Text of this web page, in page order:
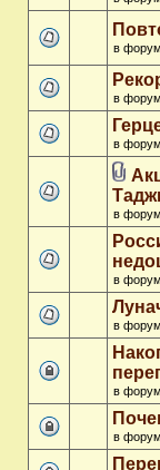
в
в
в
в
в
в
в
в